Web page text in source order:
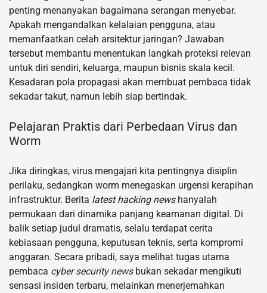
penting menanyakan bagaimana serangan menyebar.
Apakah mengandalkan kelalaian pengguna, atau
memanfaatkan celah arsitektur jaringan? Jawaban
tersebut membantu menentukan langkah proteksi relevan
untuk diri sendiri, keluarga, maupun bisnis skala kecil.
Kesadaran pola propagasi akan membuat pembaca tidak
sekadar takut, namun lebih siap bertindak.
Pelajaran Praktis dari Perbedaan Virus dan
Worm
Jika diringkas, virus mengajari kita pentingnya disiplin
perilaku, sedangkan worm menegaskan urgensi kerapihan
infrastruktur. Berita latest hacking newshanyalah
permukaan dari dinamika panjang keamanan digital. Di
balik setiap judul dramatis, selalu terdapat cerita
kebiasaan pengguna, keputusan teknis, serta kompromi
anggaran. Secara pribadi, saya melihat tugas utama
pembaca cyber security newsbukan sekadar mengikuti
sensasi insiden terbaru, melainkan menerjemahkan